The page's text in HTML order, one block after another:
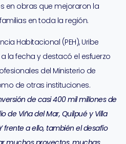
en obras que mejoraron la
en toda la región.
Habitacional (PEH), Uribe
la fecha y destacó el esfuerzo
del Ministerio de
de otras instituciones.
de casi 400 mil millones de
de Viña del Mar, Quilpué y Villa
a ello, también el desafío